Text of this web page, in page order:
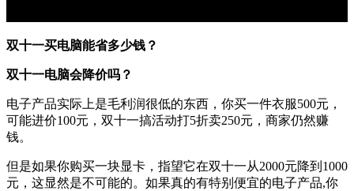
双十一买电脑能省多少钱？
双十一电脑会降价吗？
电子产品实际上是毛利润很低的东西，你买一件衣服500元，
可能进价100元，双十一搞活动打5折卖250元，商家仍然赚
钱。
但是如果你购买一块显卡，指望它在双十一从2000元降到1000
元，这显然是不可能的。如果真的有特别便宜的电子产品,你